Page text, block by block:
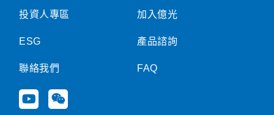
投資人專區
ESG
聯絡我們
Y
o
W
e
加入億光
產品諮詢
FAQ